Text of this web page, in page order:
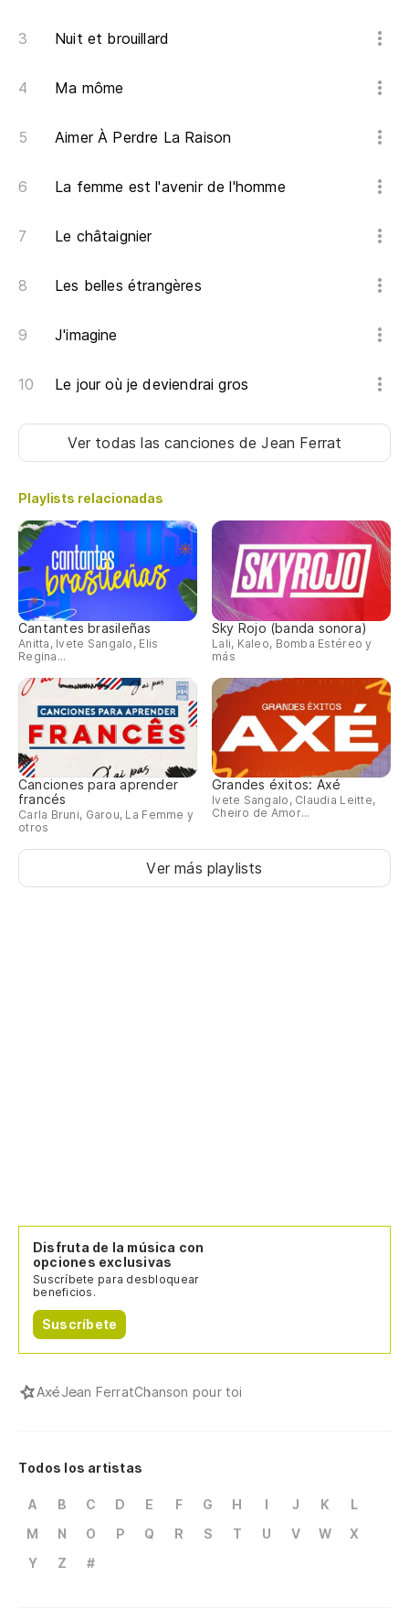
Nuit et brouillard
Ma môme
Aimer À Perdre La Raison
La femme est l'avenir de l'homme
Le châtaignier
Les belles étrangères
J'imagine
Le jour où je deviendrai gros
Ver todas las canciones de Jean Ferrat
Playlists relacionadas
Cantantes brasileñas
Anitta, Ivete Sangalo, Elis
Regina...
Sky Rojo (banda sonora)
Lali, Kaleo, Bomba Estéreo y
más
Canciones para aprender
francés
Carla Bruni, Garou, La Femme y
otros
Grandes éxitos: Axé
Ivete Sangalo, Claudia Leitte,
Cheiro de Amor...
Ver más playlists
Disfruta de la música con
opciones exclusivas
Suscríbete para desbloquear
beneficios.
Suscríbete
AxéJean FerratChanson pour toi
Todos los artistas
A B C D E F G H I J K
L
M
N O P Q R S T U V W
X
Y
Z #